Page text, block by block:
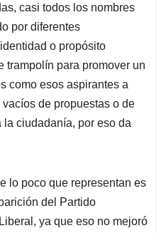
casi todos los nombres
por diferentes
o propósito
trampolín para promover un
como esos aspirantes a
de propuestas o de
ciudadanía, por eso da
lo poco que representan es
del Partido
ya que eso no mejoró